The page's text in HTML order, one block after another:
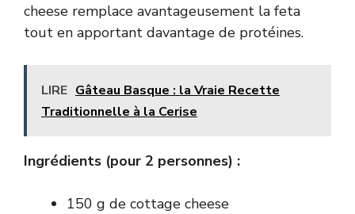
cheese remplace avantageusement la feta
tout en apportant davantage de protéines.
LIRE Gâteau Basque : la Vraie Recette
Traditionnelle à la Cerise
Ingrédients (pour 2 personnes) :
150 g de cottage cheese